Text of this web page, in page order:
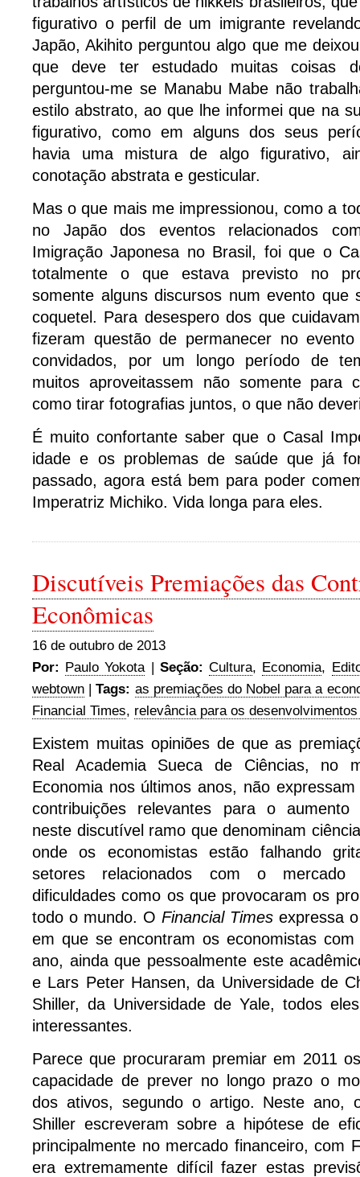
figurativo o perfil de um imigrante
Japão, Akihito perguntou algo que me
que deve ter estudado muitas coisas
perguntou-me se Manabu Mabe não
estilo abstrato, ao que lhe informei que na
figurativo, como em alguns dos seus
havia uma mistura de algo figurativo,
conotação abstrata e gesticular.
Mas o que mais me impressionou, como a
no Japão dos eventos relacionados
Imigração Japonesa no Brasil, foi que o
totalmente o que estava previsto no
somente alguns discursos num evento que
coquetel. Para desespero dos que
fizeram questão de permanecer no
convidados, por um longo período de
muitos aproveitassem não somente para
como tirar fotografias juntos, o que não
É muito confortante saber que o Casal
idade e os problemas de saúde que já
passado, agora está bem para poder
Imperatriz Michiko. Vida longa para eles.
Discutíveis Premiações das
Econômicas
16 de outubro de 2013
Por: Paulo Yokota| Seção: Cultura, Economia,
webtown |Tags: as premiações do Nobel para a
Financial Times, relevância para os
Existem muitas opiniões de que as
Real Academia Sueca de Ciências, no
Economia nos últimos anos, não
contribuições relevantes para o aumento
neste discutível ramo que denominam
onde os economistas estão falhando
setores relacionados com o mercado
dificuldades como os que provocaram os
todo o mundo. O Financial Times expressa
em que se encontram os economistas
ano, ainda que pessoalmente este
e Lars Peter Hansen, da Universidade de
Shiller, da Universidade de Yale, todos
interessantes.
Parece que procuraram premiar em 2011
capacidade de prever no longo prazo o
dos ativos, segundo o artigo. Neste ano,
Shiller escreveram sobre a hipótese de
principalmente no mercado financeiro, com
era extremamente difícil fazer estas